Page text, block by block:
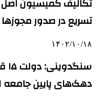
تسریع در صدور مجوزها
۱۴۰۲/۱۰/۱۸
دهک‌های پایین